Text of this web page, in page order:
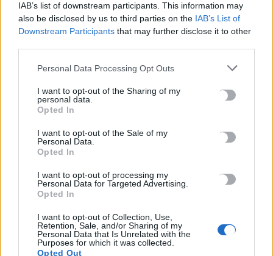
IAB’s list of downstream participants. This information may
also be disclosed by us to third parties on the IAB’s List of
Downstream Participants that may further disclose it to other
Personal Data Processing Opt Outs
I want to opt-out of the Sharing of my
personal data.
Opted In
I want to opt-out of the Sale of my
Personal Data.
Opted In
I want to opt-out of processing my
Personal Data for Targeted Advertising.
Opted In
I want to opt-out of Collection, Use,
Retention, Sale, and/or Sharing of my
Personal Data that Is Unrelated with the
Purposes for which it was collected.
Opted Out
Νέα χρηματοδότηση 1,5 εκατ. ευρώ για διαπλάτυνση του
Αγιοβασιλιώτικου Παραλιακού Δρόμου
6 Αυγούστου, 2026
Τι δείχνει η ιατροδικαστική εξέταση για τα αίτια θανάτου του
6 Αυγούστου, 2026
Το Αρκαλοχώρι γιόρτασε τον Προστάτη και Πολιούχο του
6 Αυγούστου, 2026
Παρατείνονται τα προληπτικά μέτρα στην Κρήτη για την
ευλογιά των αιγοπροβάτων
Έκτακτο επίδομα παιδιού: Ποιοι πάνε ταμείο